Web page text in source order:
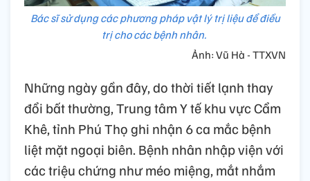
Bác sĩ sử dụng các phương pháp vật lý trị liệu để điều
trị cho các bệnh nhân.
Ảnh: Vũ Hà - TTXVN
Những ngày gần đây, do thời tiết lạnh thay
đổi bất thường, Trung tâm Y tế khu vực Cẩm
Khê, tỉnh Phú Thọ ghi nhận 6 ca mắc bệnh
liệt mặt ngoại biên. Bệnh nhân nhập viện với
các triệu chứng như méo miệng, mắt nhắm